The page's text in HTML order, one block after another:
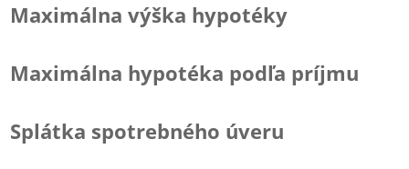
Maximálna výška hypotéky
Maximálna hypotéka podľa príjmu
Splátka spotrebného úveru